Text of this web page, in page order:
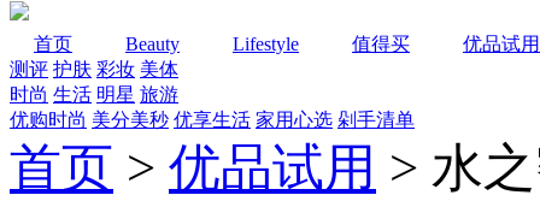
首页 Beauty Lifestyle 值得买
优品试用
测评 护肤 彩妆 美体
时尚 生活 明星 旅游
优购时尚 美分美秒 优享生活 家用心选 剁手清单
首页 > 优品试用 > 水